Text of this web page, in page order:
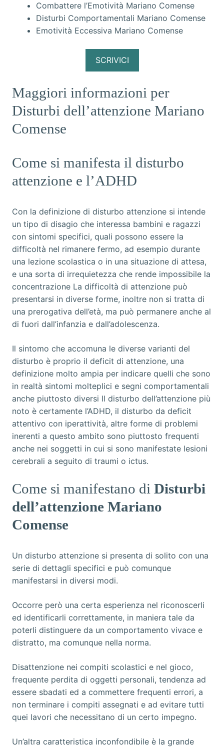
Combattere l’Emotività Mariano Comense
Disturbi Comportamentali Mariano Comense
Emotività Eccessiva Mariano Comense
SCRIVICI
Maggiori informazioni per
Disturbi dell’attenzione Mariano
Comense
Come si manifesta il disturbo
attenzione e l’ADHD
Con la definizione di disturbo attenzione si intende
un tipo di disagio che interessa bambini e ragazzi
con sintomi specifici, quali possono essere la
difficoltà nel rimanere fermo, ad esempio durante
una lezione scolastica o in una situazione di attesa,
e una sorta di irrequietezza che rende impossibile la
concentrazione La difficoltà di attenzione può
presentarsi in diverse forme, inoltre non si tratta di
una prerogativa dell’età, ma può permanere anche al
di fuori dall’infanzia e dall’adolescenza.
Il sintomo che accomuna le diverse varianti del
disturbo è proprio il deficit di attenzione, una
definizione molto ampia per indicare quelli che sono
in realtà sintomi molteplici e segni comportamentali
anche piuttosto diversi Il disturbo dell’attenzione più
noto è certamente l’ADHD, il disturbo da deficit
attentivo con iperattività, altre forme di problemi
inerenti a questo ambito sono piuttosto frequenti
anche nei soggetti in cui si sono manifestate lesioni
cerebrali a seguito di traumi o ictus.
Come si manifestano di Disturbi
dell’attenzione Mariano
Comense
Un disturbo attenzione si presenta di solito con una
serie di dettagli specifici e può comunque
manifestarsi in diversi modi.
Occorre però una certa esperienza nel riconoscerli
ed identificarli correttamente, in maniera tale da
poterli distinguere da un comportamento vivace e
distratto, ma comunque nella norma.
Disattenzione nei compiti scolastici e nel gioco,
frequente perdita di oggetti personali, tendenza ad
essere sbadati ed a commettere frequenti errori, a
non terminare i compiti assegnati e ad evitare tutti
quei lavori che necessitano di un certo impegno.
Un’altra caratteristica inconfondibile è la grande